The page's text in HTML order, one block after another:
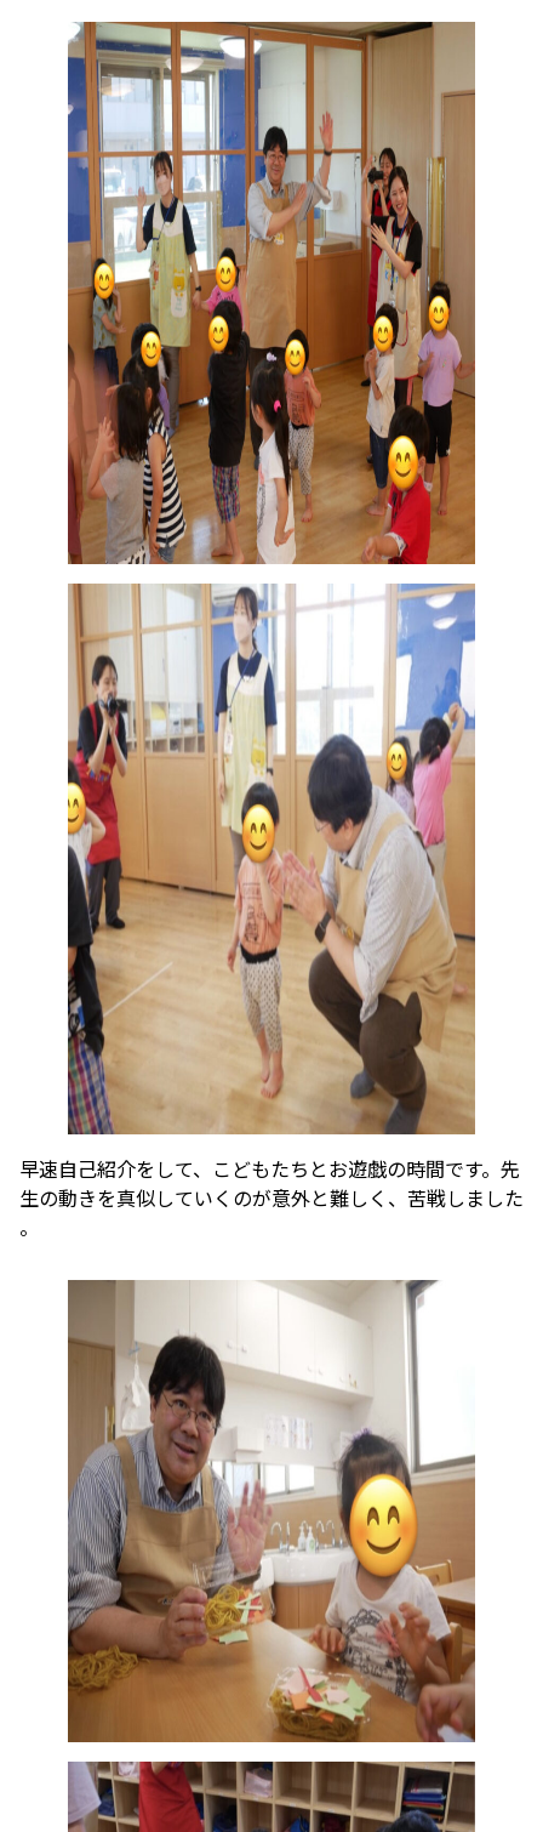
早速自己紹介をして、こどもたちとお遊戯の時間です。先
生の動きを真似していくのが意外と難しく、苦戦しました
。